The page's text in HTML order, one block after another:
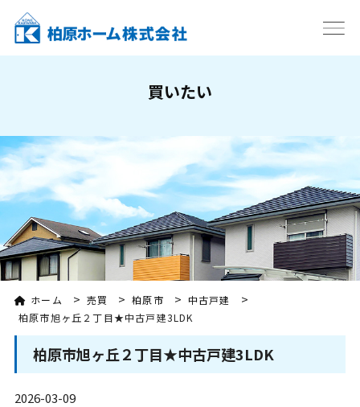
買いたい
ホーム > 売買 > 柏原市 > 中古戸建 >
柏原市旭ヶ丘２丁目★中古戸建3LDK
柏原市旭ヶ丘２丁目★中古戸建3LDK
2026-03-09